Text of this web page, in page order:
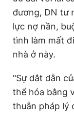
đương, DN tư
lực nợ nần,
tình làm mất
nhà ở này.
"Sự dắt dẫn
thể hóa bằng
thuẫn pháp lý